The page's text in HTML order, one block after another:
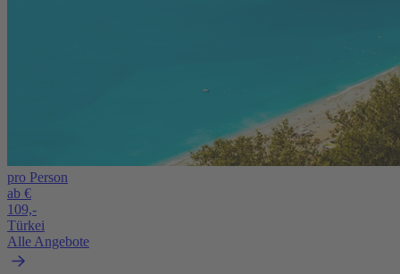
pro Person
ab €
109,-
Türkei
Alle Angebote